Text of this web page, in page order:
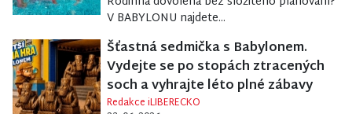
V BABYLONU najdete...
Šťastná sedmička s Babylonem.
Vydejte se po stopách ztracených
soch a vyhrajte léto plné zábavy
Redakce iLIBERECKO